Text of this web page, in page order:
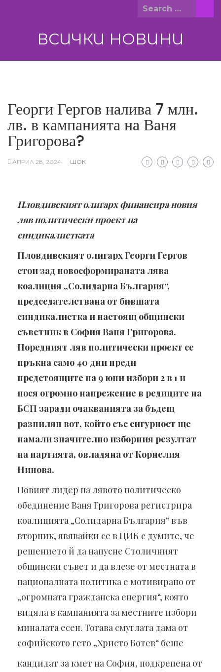
Search
ВСИЧКИ НОВИНИ
Георги Гергов налива 7 млн.
лв. в кампанията на Ваня
Григорова?
АПРИЛ 28, 2024 ШОК
Пловдивският олигарх финансира новия
ляв политически проект на
синдикалистката
Пловдивският олигарх Георги Гергов
стои зад новосформираната лява
коалиция „Солидарна България“,
председателствана от бившата
синдикалистка и настоящ общински
съветник в София Ваня Григорова.
Поредният ляв политически проект се
пръкна само 40 дни преди
предстоящите на 9 юни избори 2 в 1 и
пося огромно напрежение в редиците на
БСП заради очакванията за бъдещ
разпилян вот, който със сигурност ще
намали значително изборния резултат
на партията, овладяна от Корнелия
Нинова.
Новият лидер на лявото политическо
обединение Ваня Григорова регистрира
коалицията „Солидарна България“ във
вторник, явявайки се в ЦИК с думите, че
решението й да напусне Столичният
общински съвет и да влезе от местната в
националната политика е мотивирано от
„огромната гражданска енергия“, която
видяла в кампанията за местните избори
миналата есен. Тогава смуглата дама от
софийското гето „Христо Ботев“ беше
кандидат за кмет на София, подкрепена от